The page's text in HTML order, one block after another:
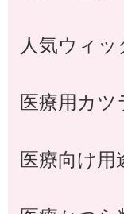
人気ウィ
医療用カツ
医療向け用